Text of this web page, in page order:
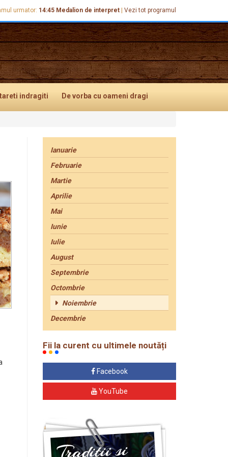
urmator: 14:45 Medalion de interpret Vezi tot programul
indragiti De vorba cu oameni dragi
Ianuarie
Februarie
Martie
Aprilie
Mai
Iunie
Iulie
August
Septembrie
Octombrie
Noiembrie
Decembrie
Fii la curent cu ultimele noutăți
Facebook
YouTube